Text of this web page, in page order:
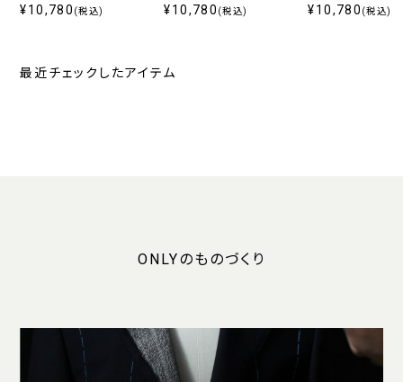
ンアイロン / ボタンダウン
¥10,780 (税込)
ンアイロン / ロイヤルオッ
¥10,780 (税込)
ンアイロン / ツイル
¥10,780 (税込)
最近チェックしたアイテム
ONLYのものづくり